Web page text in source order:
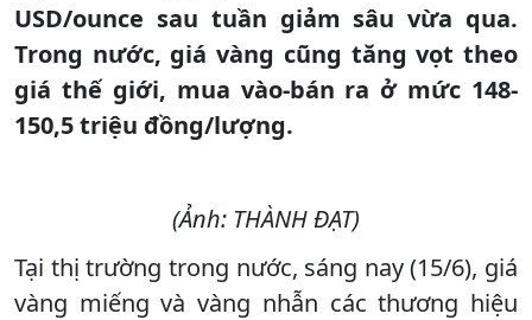
USD/ounce sau tuần giảm sâu vừa qua.
Trong nước, giá vàng cũng tăng vọt theo
giá thế giới, mua vào-bán ra ở mức 148-
150,5 triệu đồng/lượng.
(Ảnh: THÀNH ĐẠT)
Tại thị trường trong nước, sáng nay (15/6), giá
vàng miếng và vàng nhẫn các thương hiệu